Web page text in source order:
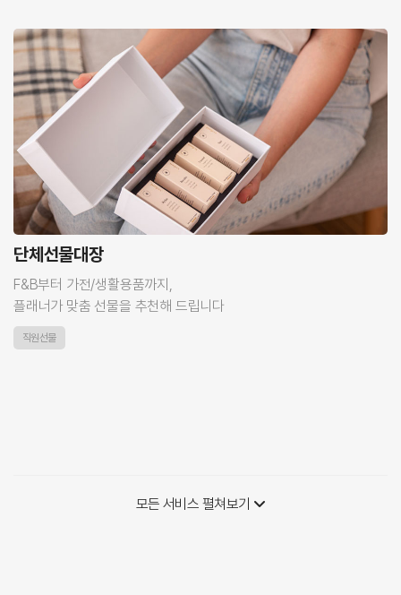
단체선물대장
F&B부터 가전/생활용품까지,
플래너가 맞춤 선물을 추천해 드립니다
직원선물
모든 서비스 펼쳐보기